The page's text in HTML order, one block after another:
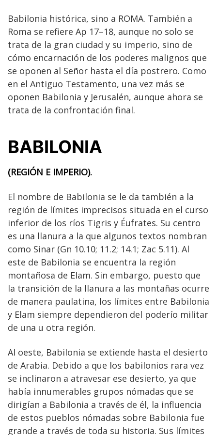
Babilonia histórica, sino a ROMA. También a
Roma se refiere Ap 17–18, aunque no solo se
trata de la gran ciudad y su imperio, sino de
cómo encarnación de los poderes malignos que
se oponen al Señor hasta el día postrero. Como
en el Antiguo Testamento, una vez más se
oponen Babilonia y Jerusalén, aunque ahora se
trata de la confrontación final.
BABILONIA
(REGIÓN E IMPERIO).
El nombre de Babilonia se le da también a la
región de límites imprecisos situada en el curso
inferior de los ríos Tigris y Éufrates. Su centro
es una llanura a la que algunos textos nombran
como Sinar (Gn 10.10; 11.2; 14.1; Zac 5.11). Al
este de Babilonia se encuentra la región
montañosa de Elam. Sin embargo, puesto que
la transición de la llanura a las montañas ocurre
de manera paulatina, los límites entre Babilonia
y Elam siempre dependieron del poderío militar
de una u otra región.
Al oeste, Babilonia se extiende hasta el desierto
de Arabia. Debido a que los babilonios rara vez
se inclinaron a atravesar ese desierto, ya que
había innumerables grupos nómadas que se
dirigían a Babilonia a través de él, la influencia
de estos pueblos nómadas sobre Babilonia fue
grande a través de toda su historia. Sus límites